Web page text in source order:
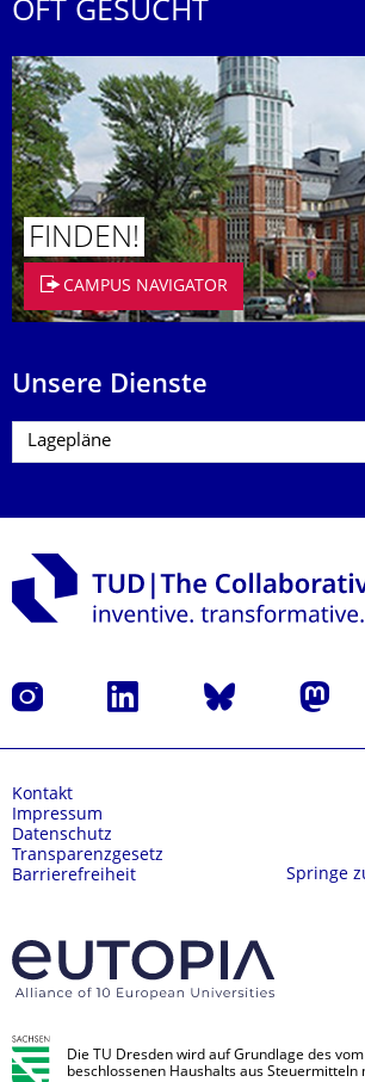
OFT GESUCHT
FINDEN!
CAMPUS NAVIGATOR
Unsere Dienste
Instagram LinkedIn Bluesky
Kontakt
Impressum
Datenschutz
Transparenzgesetz
Barrierefreiheit
Springe
Die TU Dresden wird auf Grundlage des
beschlossenen Haushalts aus Steuermitteln